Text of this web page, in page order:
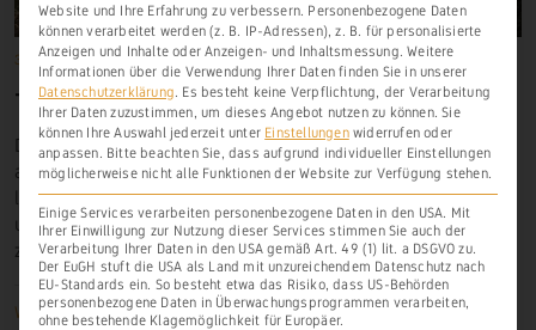
31. Dezember 1764 Historische Lagen, Scheidt
TURMBERG
Die sich demBurgbergder Laurenburg nach Norden
anschließende Hanglage wirdTurmberg genannt. Sie
liegt in Nähe des südwestlichen Scheidter Ortsrandes
und fällt nach Südwesten in das Tal des von Holzappel
zur Lahn fließenden Waselbachs.
Weiterlesen
Website und Ihre Erfahrung zu verbessern. Personenbezogene Daten
können verarbeitet werden (z. B. IP-Adressen), z. B. für personalisierte
Anzeigen und Inhalte oder Anzeigen- und Inhaltsmessung. Weitere
Informationen über die Verwendung Ihrer Daten finden Sie in unserer
Datenschutzerklärung Es besteht keine Verpflichtung, der Verarbeitung
Ihrer Daten zuzustimmen, um dieses Angebot nutzen zu können. Sie
können Ihre Auswahl jederzeit unter Einstellungenwiderrufen oder
anpassen. Bitte beachten Sie, dass aufgrund individueller Einstellungen
möglicherweise nicht alle Funktionen der Website zur Verfügung stehen.
Einige Services verarbeiten personenbezogene Daten in den USA. Mit
Ihrer Einwilligung zur Nutzung dieser Services stimmen Sie auch der
Verarbeitung Ihrer Daten in den USA gemäß Art. 49 (1) lit. a DSGVO zu.
Der EuGH stuft die USA als Land mit unzureichendem Datenschutz nach
EU-Standards ein. So besteht etwa das Risiko, dass US-Behörden
personenbezogene Daten in Überwachungsprogrammen verarbeiten,
ohne bestehende Klagemöglichkeit für Europäer.